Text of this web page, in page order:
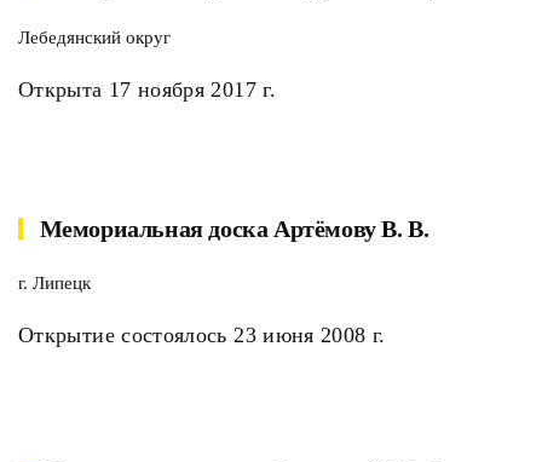
Лебедянский округ
Открыта 17 ноября 2017 г.
Мемориальная доска Артёмову В. В.
г. Липецк
Открытие состоялось 23 июня 2008 г.